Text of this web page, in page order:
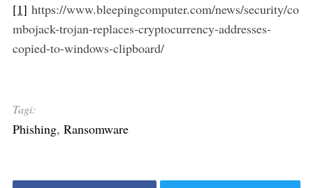
[1] https://www.bleepingcomputer.com/news/security/co
mbojack-trojan-replaces-cryptocurrency-addresses-
copied-to-windows-clipboard/
Tagi:
Phishing, Ransomware